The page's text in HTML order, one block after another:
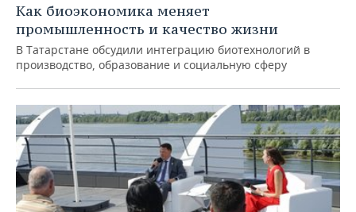
Как биоэкономика меняет
промышленность и качество жизни
В Татарстане обсудили интеграцию биотехнологий в
производство, образование и социальную сферу